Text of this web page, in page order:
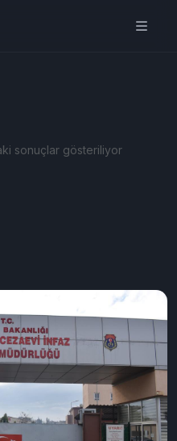
sonuçlar gösteriliyor